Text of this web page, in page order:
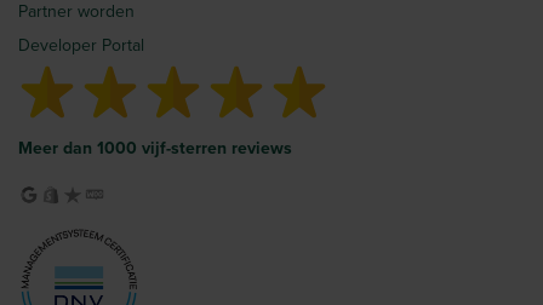
Partner worden
Developer Portal
Meer dan 1000 vijf-sterren reviews